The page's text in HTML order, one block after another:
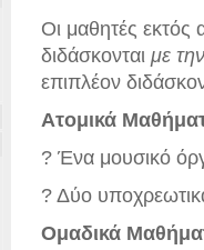
Οι μαθητές εκτός
διδάσκονταιμε
επιπλέον
Ατομικά
? Ένα μουσικό
? Δύο
Ομαδικά